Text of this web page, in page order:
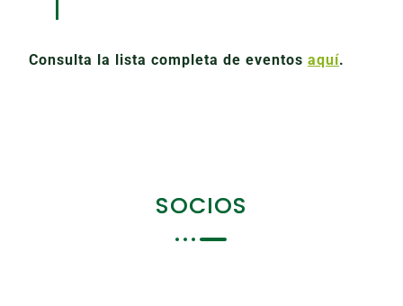
Consulta la lista completa de eventos aquí.
SOCIOS